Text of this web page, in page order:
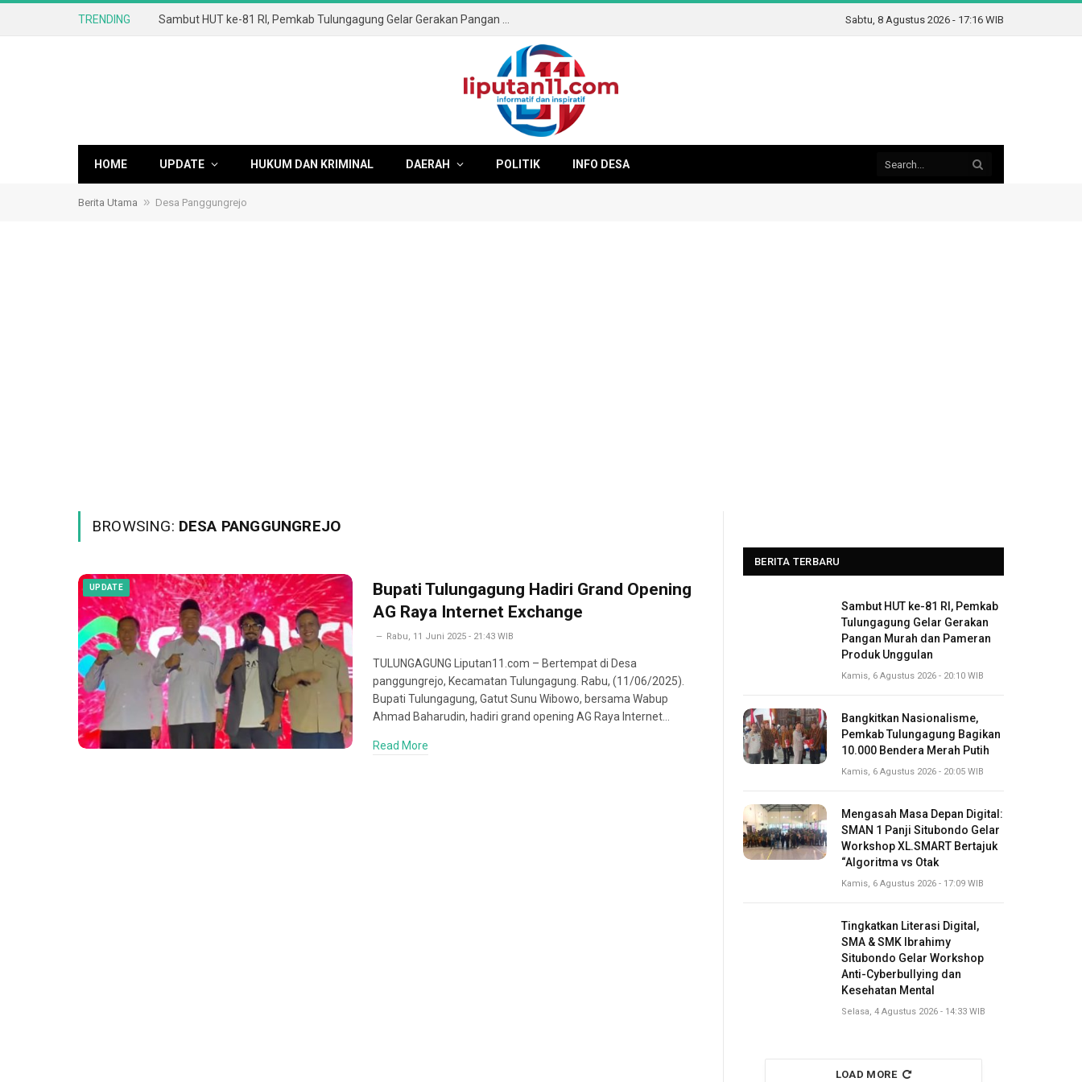
TRENDING Sabtu, 8 Agustus 2026 - 17:16 WIB
HOME UPDATE HUKUM DAN KRIMINAL DAERAH POLITIK INFO DESA
Berita Utama » Desa Panggungrejo
BROWSING: DESA PANGGUNGREJO
UPDATE
Bupati Tulungagung Hadiri Grand Opening
AG Raya Internet Exchange
Rabu, 11 Juni 2025 - 21:43 WIB
TULUNGAGUNG Liputan11.com – Bertempat di Desa
panggungrejo, Kecamatan Tulungagung. Rabu, (11/06/2025).
Bupati Tulungagung, Gatut Sunu Wibowo, bersama Wabup
Ahmad Baharudin, hadiri grand opening AG Raya Internet…
Read More
BERITA TERBARU
Sambut HUT ke-81 RI, Pemkab
Tulungagung Gelar Gerakan
Pangan Murah dan Pameran
Produk Unggulan
Kamis, 6 Agustus 2026 - 20:10 WIB
Bangkitkan Nasionalisme,
Pemkab Tulungagung Bagikan
10.000 Bendera Merah Putih
Kamis, 6 Agustus 2026 - 20:05 WIB
Mengasah Masa Depan Digital:
SMAN 1 Panji Situbondo Gelar
Workshop XL.SMART Bertajuk
“Algoritma vs Otak
Kamis, 6 Agustus 2026 - 17:09 WIB
Tingkatkan Literasi Digital,
SMA & SMK Ibrahimy
Situbondo Gelar Workshop
Anti-Cyberbullying dan
Kesehatan Mental
Selasa, 4 Agustus 2026 - 14:33 WIB
LOAD MORE